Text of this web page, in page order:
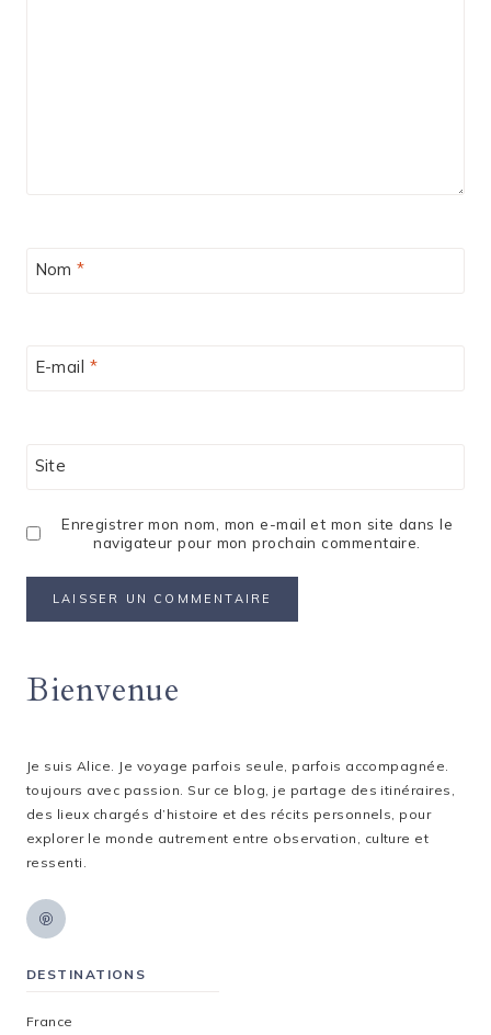
Nom*
E-mail *
Site
Enregistrer mon nom, mon e-mail et mon site dans le
navigateur pour mon prochain commentaire.
Bienvenue
Je suis Alice. Je voyage parfois seule, parfois accompagnée.
toujours avec passion. Sur ce blog, je partage des itinéraires,
des lieux chargés d’histoire et des récits personnels, pour
explorer le monde autrement entre observation, culture et
ressenti.
DESTINATIONS
France